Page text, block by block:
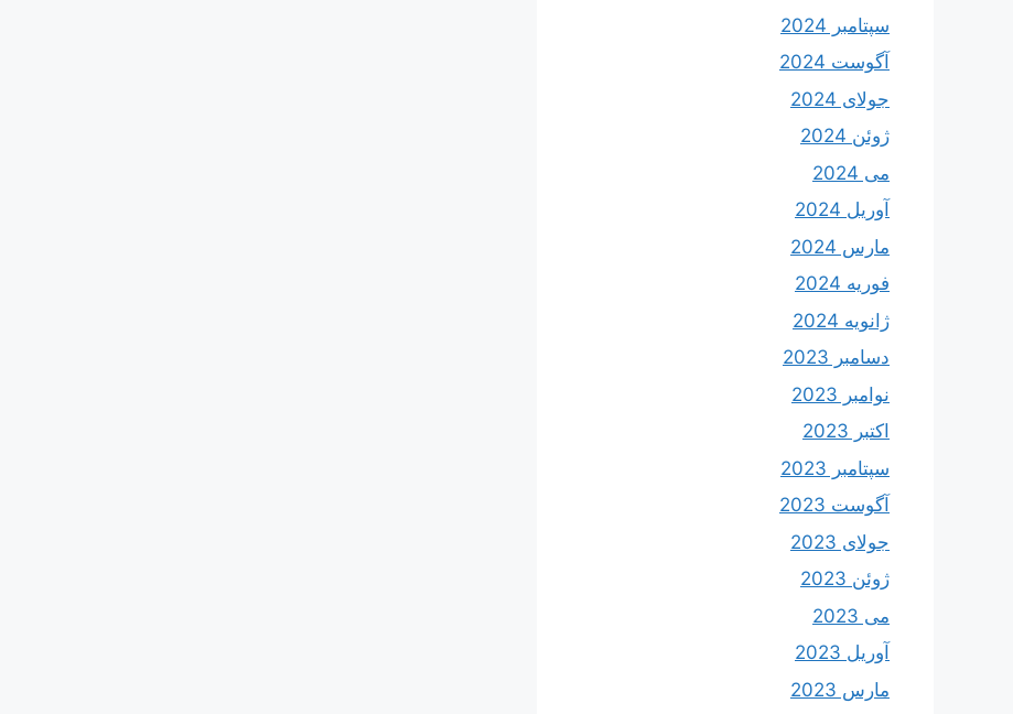
سپتامبر 2024
آگوست 2024
جولای 2024
ژوئن 2024
می 2024
آوریل 2024
مارس 2024
فوریه 2024
ژانویه 2024
دسامبر 2023
نوامبر 2023
اکتبر 2023
سپتامبر 2023
آگوست 2023
جولای 2023
ژوئن 2023
می 2023
آوریل 2023
مارس 2023